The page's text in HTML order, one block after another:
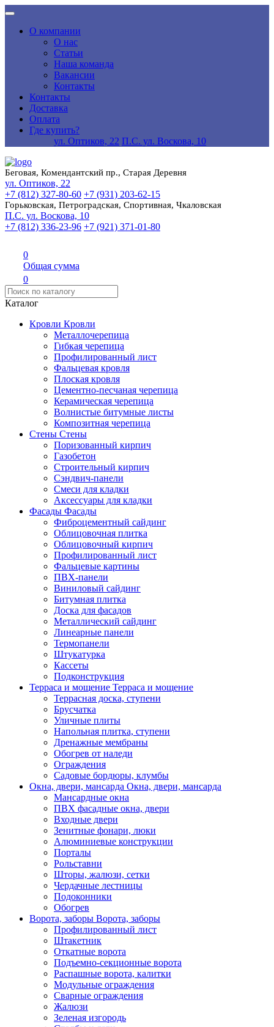
О компании
О нас
Статьи
Наша команда
Вакансии
Контакты
Контакты
Доставка
Оплата
Где купить?
ул. Оптиков, 22 П.С. ул. Воскова, 10
Беговая, Комендантский пр., Старая Деревня
ул. Оптиков, 22
+7 (812) 327-80-60 +7 (931) 203-62-15
Горьковская, Петроградская, Спортивная, Чкаловская
П.С. ул. Воскова, 10
+7 (812) 336-23-96 +7 (921) 371-01-80
0
Общая сумма
0
Каталог
Кровли Кровли
Металлочерепица
Гибкая черепица
Профилированный лист
Фальцевая кровля
Плоская кровля
Цементно-песчаная черепица
Керамическая черепица
Волнистые битумные листы
Композитная черепица
Стены Стены
Поризованный кирпич
Газобетон
Строительный кирпич
Сэндвич-панели
Смеси для кладки
Аксессуары для кладки
Фасады Фасады
Фиброцементный сайдинг
Облицовочная плитка
Облицовочный кирпич
Профилированный лист
Фальцевые картины
ПВХ-панели
Виниловый сайдинг
Битумная плитка
Доска для фасадов
Металлический сайдинг
Линеарные панели
Термопанели
Штукатурка
Кассеты
Подконструкция
Терраса и мощение Терраса и мощение
Террасная доска, ступени
Брусчатка
Уличные плиты
Напольная плитка, ступени
Дренажные мембраны
Обогрев от наледи
Ограждения
Садовые бордюры, клумбы
Окна, двери, мансарда Окна, двери, мансарда
Мансардные окна
ПВХ фасадные окна, двери
Входные двери
Зенитные фонари, люки
Алюминиевые конструкции
Порталы
Рольставни
Шторы, жалюзи, сетки
Чердачные лестницы
Подоконники
Обогрев
Ворота, заборы Ворота, заборы
Профилированный лист
Штакетник
Откатные ворота
Подъемно-секционные ворота
Распашные ворота, калитки
Модульные ограждения
Сварные ограждения
Жалюзи
Зеленая изгородь